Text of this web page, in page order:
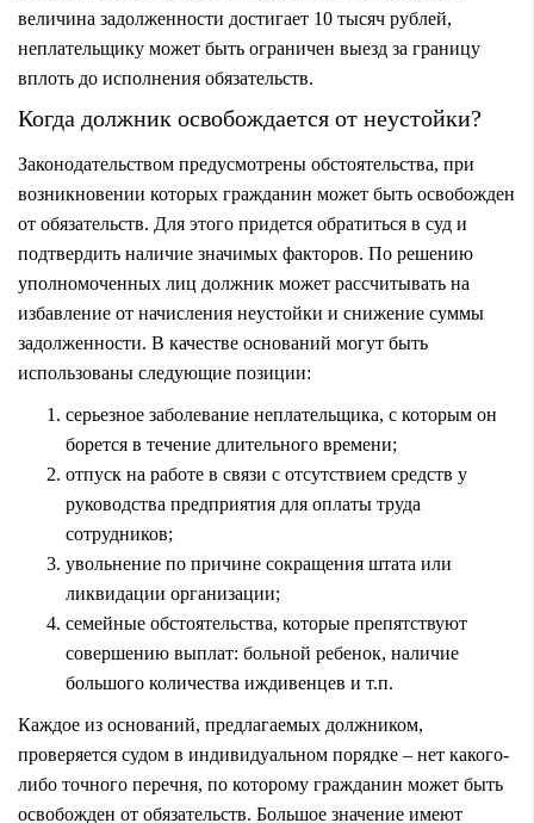
величина задолженности достигает 10 тысяч рублей,
неплательщику может быть ограничен выезд за границу
вплоть до исполнения обязательств.
Когда должник освобождается от неустойки?
Законодательством предусмотрены обстоятельства, при
возникновении которых гражданин может быть освобожден
от обязательств. Для этого придется обратиться в суд и
подтвердить наличие значимых факторов. По решению
уполномоченных лиц должник может рассчитывать на
избавление от начисления неустойки и снижение суммы
задолженности. В качестве оснований могут быть
использованы следующие позиции:
серьезное заболевание неплательщика, с которым он
борется в течение длительного времени;
отпуск на работе в связи с отсутствием средств у
руководства предприятия для оплаты труда
сотрудников;
увольнение по причине сокращения штата или
ликвидации организации;
семейные обстоятельства, которые препятствуют
совершению выплат: больной ребенок, наличие
большого количества иждивенцев и т.п.
Каждое из оснований, предлагаемых должником,
проверяется судом в индивидуальном порядке – нет какого-
либо точного перечня, по которому гражданин может быть
освобожден от обязательств. Большое значение имеют